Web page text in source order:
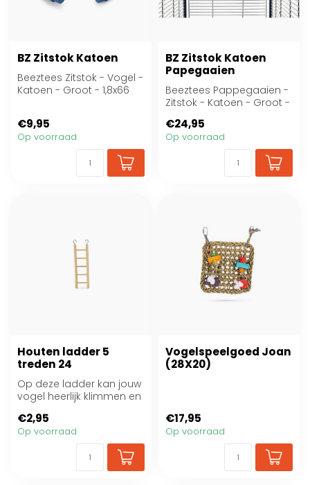
BZ Zitstok Katoen
Beeztees Zitstok - Vogel -
Katoen - Groot - 1,8x66
€9,95
Op voorraad
BZ Zitstok Katoen
Papegaaien
Beeztees Pappegaaien -
Zitstok - Katoen - Groot -
€24,95
Op voorraad
Houten ladder 5
treden 24
Op deze ladder kan jouw
vogel heerlijk klimmen en
€2,95
Op voorraad
Vogelspeelgoed Joan
(28X20)
€17,95
Op voorraad